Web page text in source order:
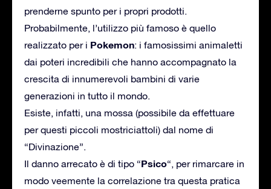
prenderne spunto per i propri prodotti.
Probabilmente, l’utilizzo più famoso è quello
realizzato per i Pokemon: i famosissimi animaletti
dai poteri incredibili che hanno accompagnato la
crescita di innumerevoli bambini di varie
generazioni in tutto il mondo.
Esiste, infatti, una mossa (possibile da effettuare
per questi piccoli mostriciattoli) dal nome di
“Divinazione”.
Il danno arrecato è di tipo “Psico“, per rimarcare in
modo veemente la correlazione tra questa pratica